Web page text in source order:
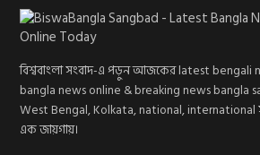
বিশ্ববাংলা সংবাদ-এ পড়ুন আজকের latest bengali
bangla news online & breaking news bangla
West Bengal, Kolkata, national, international
এক জায়গায়।